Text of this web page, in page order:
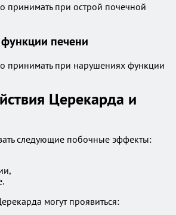
принимать при острой почечной
печени
принимать при нарушениях функции
Церекарда и
следующие побочные эффекты:
могут проявиться: